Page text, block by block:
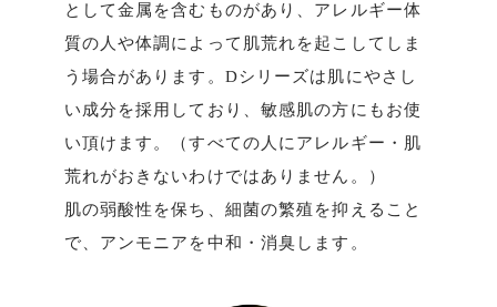
として金属を含むものがあり、アレルギー体
質の人や体調によって肌荒れを起こしてしま
う場合があります。Dシリーズは肌にやさし
い成分を採用しており、敏感肌の方にもお使
い頂けます。（すべての人にアレルギー・肌
荒れがおきないわけではありません。）
肌の弱酸性を保ち、細菌の繁殖を抑えること
で、アンモニアを中和・消臭します。